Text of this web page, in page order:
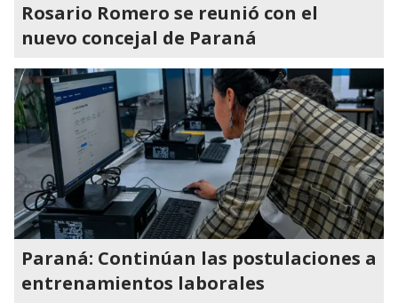
Rosario Romero se reunió con el
nuevo concejal de Paraná
Paraná: Continúan las postulaciones a
entrenamientos laborales